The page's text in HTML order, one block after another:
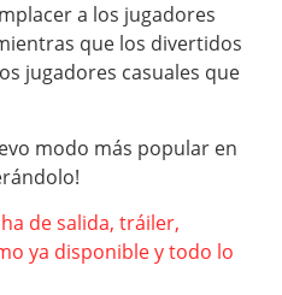
a los jugadores
que los divertidos
jugadores casuales que
modo más popular en
de salida, tráiler,
ya disponible y todo lo